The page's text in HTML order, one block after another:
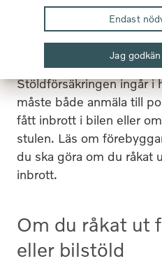
Stöld eller
bilen
Stöldförsäkringen ingår i
måste både anmäla till
fått inbrott i bilen eller
stulen. Läs om
du ska göra om du råkat
inbrott.
Om du råkat ut
eller bilstöld
Endast
Jag